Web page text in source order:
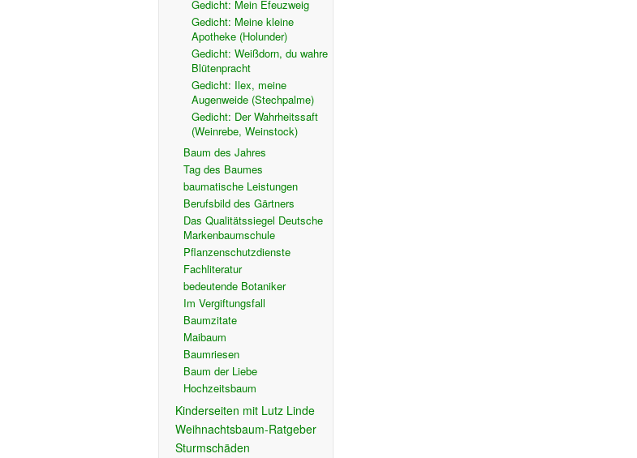
Gedicht: Mein Efeuzweig
Gedicht: Meine kleine
Apotheke (Holunder)
Gedicht: Weißdorn, du wahre
Blütenpracht
Gedicht: Ilex, meine
Augenweide (Stechpalme)
Gedicht: Der Wahrheitssaft
(Weinrebe, Weinstock)
Baum des Jahres
Tag des Baumes
baumatische Leistungen
Berufsbild des Gärtners
Das Qualitätssiegel Deutsche
Markenbaumschule
Pflanzenschutzdienste
Fachliteratur
bedeutende Botaniker
Im Vergiftungsfall
Baumzitate
Maibaum
Baumriesen
Baum der Liebe
Hochzeitsbaum
Kinderseiten mit Lutz Linde
Weihnachtsbaum-Ratgeber
Sturmschäden